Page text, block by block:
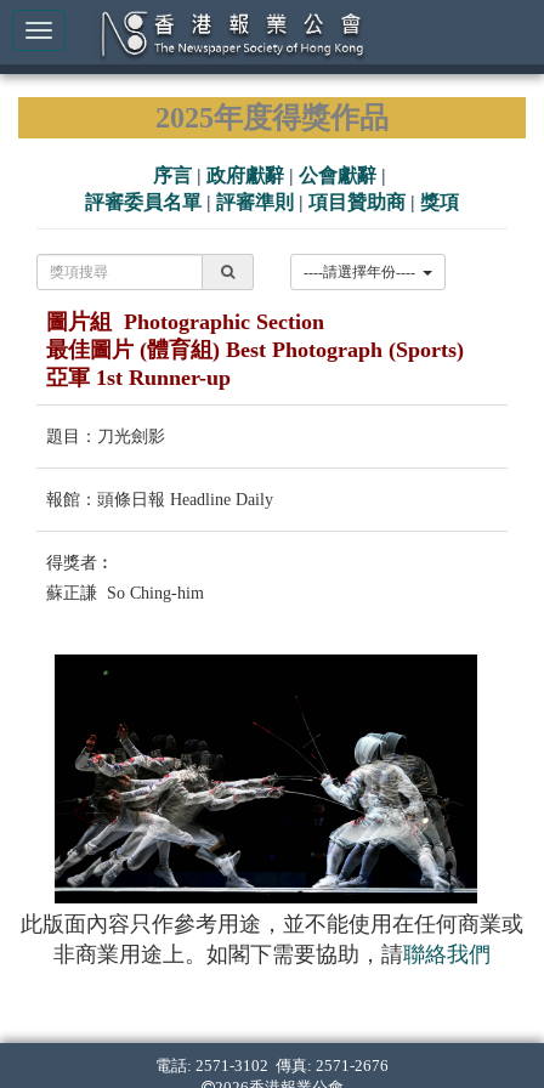
2025年度得獎作品
序言 | 政府獻辭 | 公會獻辭 |
評審委員名單 | 評審準則 | 項目贊助商 | 獎項
圖片組 Photographic Section
最佳圖片 (體育組) Best Photograph (Sports)
亞軍 1st Runner-up
題目：刀光劍影
報館：頭條日報 Headline Daily
得獎者︰
蘇正謙 So Ching-him
此版面內容只作參考用途，並不能使用在任何商業或
非商業用途上。如閣下需要協助，請聯絡我們
電話: 2571-3102 傳真: 2571-2676